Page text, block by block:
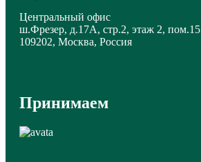
Центральный офис
ш.Фрезер, д.17А, стр.2, этаж 2, пом.15
109202, Москва, Россия
Принимаем